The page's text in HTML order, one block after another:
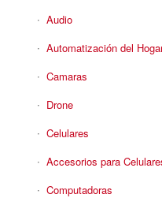
Audio
Automatización del
Camaras
Drone
Celulares
Accesorios para
Computadoras